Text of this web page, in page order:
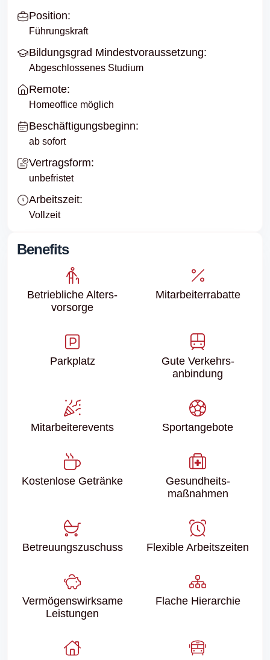
Position:
Führungskraft
Bildungsgrad Mindestvoraussetzung:
Abgeschlossenes Studium
Remote:
Homeoffice möglich
Beschäftigungsbeginn:
ab sofort
Vertragsform:
unbefristet
Arbeitszeit:
Vollzeit
Benefits
Betriebliche Alters­
vorsorge
Mitarbeiter­rabatte
Parkplatz
Gute Verkehrs­
anbindung
Mitarbeiter­events Sport­angebote
Kostenlose Getränke
Gesundheits­
maßnahmen
Betreuungs­zuschuss Flexible Arbeitszeiten
Vermögenswirksame
Leistungen
Flache Hierarchie